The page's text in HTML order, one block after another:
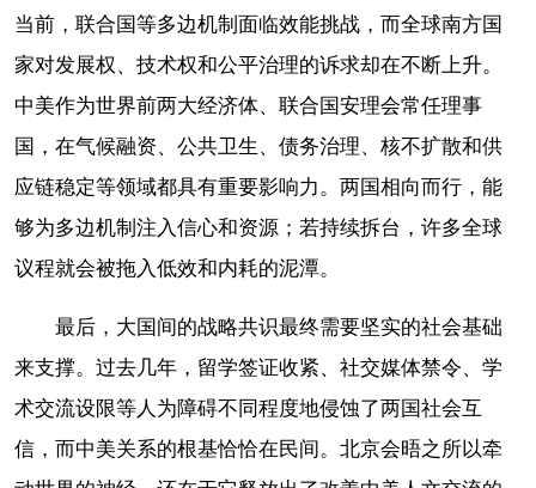
当前，联合国等多边机制面临效能挑战，而全球南方国
家对发展权、技术权和公平治理的诉求却在不断上升。
中美作为世界前两大经济体、联合国安理会常任理事
国，在气候融资、公共卫生、债务治理、核不扩散和供
应链稳定等领域都具有重要影响力。两国相向而行，能
够为多边机制注入信心和资源；若持续拆台，许多全球
议程就会被拖入低效和内耗的泥潭。
最后，大国间的战略共识最终需要坚实的社会基础
来支撑。过去几年，留学签证收紧、社交媒体禁令、学
术交流设限等人为障碍不同程度地侵蚀了两国社会互
信，而中美关系的根基恰恰在民间。北京会晤之所以牵